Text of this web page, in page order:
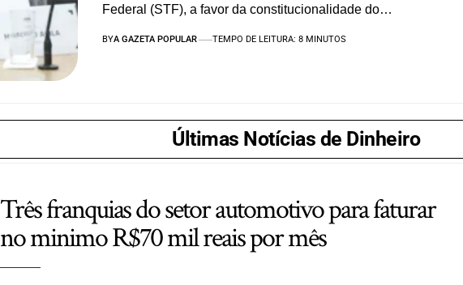
Federal (STF), a favor da constitucionalidade do…
BYA GAZETA POPULAR TEMPO DE LEITURA: 8 MINUTOS
Últimas Notícias de Dinheiro
Três franquias do setor automotivo para faturar
no minimo R$70 mil reais por mês